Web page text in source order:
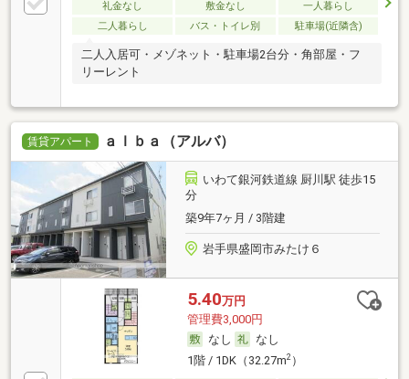
礼金なし 敷金なし
一人暮らし
二人暮らし
バス・トイレ別 駐車場(近隣含)
二人入居可・メゾネット・駐車場2台分・角部屋・フ
リーレント
賃貸アパート ａｌｂａ（アルバ）
いわて銀河鉄道線 厨川駅 徒歩15
分
築9年7ヶ月 / 3階建
岩手県盛岡市みたけ６
5.40万円
管理費3,000円
なし
なし
1階 / 1DK（32.27m2）